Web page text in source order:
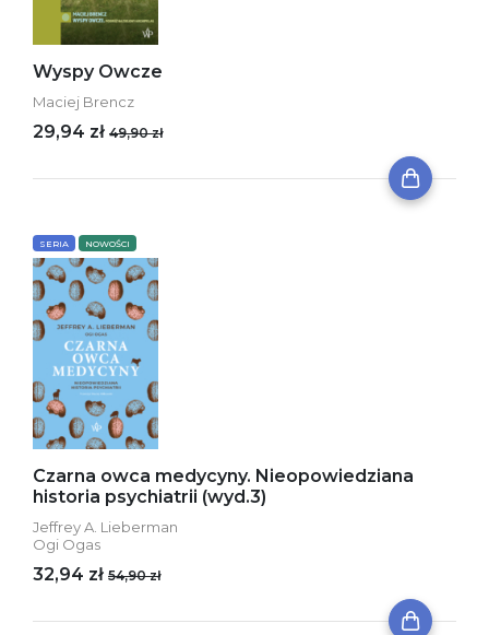
Wyspy Owcze
Maciej Brencz
29,94 zł 49,90 zł
SERIA NOWOŚCI
Czarna owca medycyny. Nieopowiedziana
historia psychiatrii (wyd.3)
Jeffrey A. Lieberman
Ogi Ogas
32,94 zł 54,90 zł